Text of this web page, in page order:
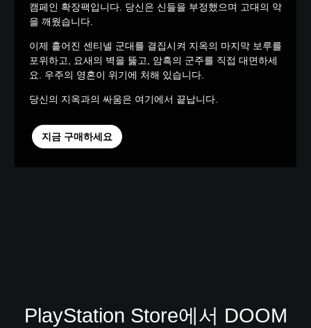
캠페인 확장팩입니다. 당신은 신들을 부정했으며 고대의 악
을 깨웠습니다.
이제 흩어진 센티넬 군대를 결집시켜 지옥의 마지막 보루를
포위하고, 요새의 벽을 뚫고, 암흑의 군주를 직접 대면하세
요. 우주의 영혼이 위기에 처해 있습니다.
당신의 지옥과의 싸움은 여기에서 끝납니다.
지금 구매하세요
PlayStation Store에서 DOOM